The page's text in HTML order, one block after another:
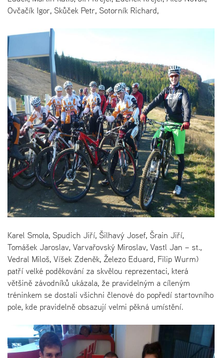
Ovčačík Igor, Skůček Petr, Sotorník Richard,
Karel Smola, Spudich Jiří, Šilhavý Josef, Šrain Jiří,
Tomášek Jaroslav, Varvařovský Miroslav, Vastl Jan – st.,
Vedral Miloš, Víšek Zdeněk, Železo Eduard, Filip Wurm)
patří velké poděkování za skvělou reprezentaci, která
většině závodníků ukázala, že pravidelným a cíleným
tréninkem se dostali všichni členové do popředí startovního
pole, kde pravidelně obsazují velmi pěkná umístění.